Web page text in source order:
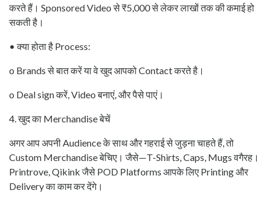
करते हैं। Sponsored Video से ₹5,000 से लेकर लाखों तक की कमाई हो
सकती है।
• क्या होता है Process:
o Brands से बात करें या वे खुद आपको Contact करते है।
o Deal sign करें, Video बनाएं, और पैसे पाएं।
4. खुद का Merchandise बेचें
अगर आप अपनी Audience के साथ और गहराई से जुड़ना चाहते हैं, तो
Custom Merchandise बेचिए। जैसे—T-Shirts, Caps, Mugs वगैरह।
Printrove, Qikink जैसे POD Platforms आपके लिए Printing और
Delivery का काम कर देंगे।